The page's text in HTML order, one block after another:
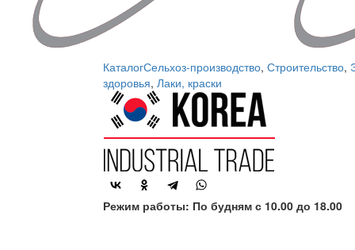
КаталогСельхоз-производство, Строительство,
здоровья, Лаки, краски
Режим работы: По будням с 10.00 до 18.00